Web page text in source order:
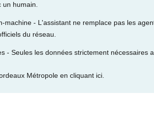
un humain.
machine - L'assistant ne remplace pas les
du réseau.
- Seules les données strictement nécessaires
Métropole en cliquant ici.